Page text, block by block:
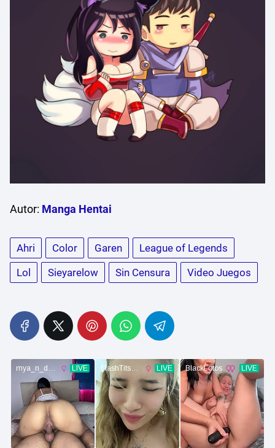
Autor: Manga Hentai
Ahri Color Garen
League of Legends
Lol
Sieyarelow Sin Censura Video Juegos